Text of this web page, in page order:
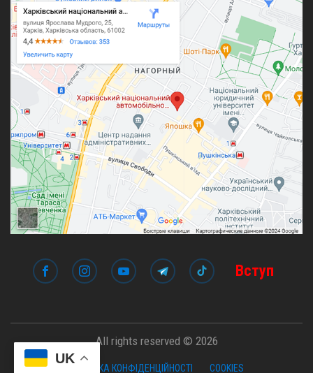
UK
Вступ
All rights reserved © 2026
ПОЛІТИКА КОНФІДЕНЦІЙНОСТІ COOKIES